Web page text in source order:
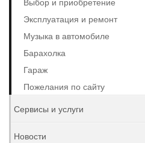
Эксплуатация и ремонт
Музыка в автомобиле
Барахолка
Гараж
Пожелания по сайту
Сервисы и услуги
Новости